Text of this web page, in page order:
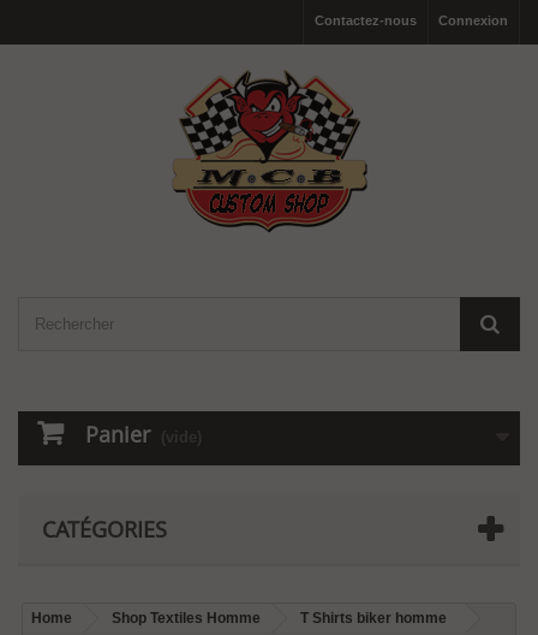
Connexion
Contactez-nous
Panier (vide)
CATÉGORIES
Home Shop Textiles Homme
T Shirts biker homme